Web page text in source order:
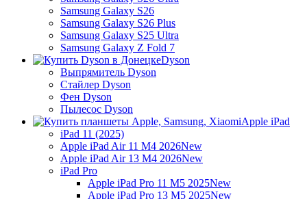
Samsung Galaxy S26
Samsung Galaxy S26 Plus
Samsung Galaxy S25 Ultra
Samsung Galaxy Z Fold 7
Dyson
Выпрямитель Dyson
Стайлер Dyson
Фен Dyson
Пылесос Dyson
Apple iPad
iPad 11 (2025)
Apple iPad Air 11 M4 2026New
Apple iPad Air 13 M4 2026New
iPad Pro
Apple iPad Pro 11 M5 2025New
Apple iPad Pro 13 M5 2025New